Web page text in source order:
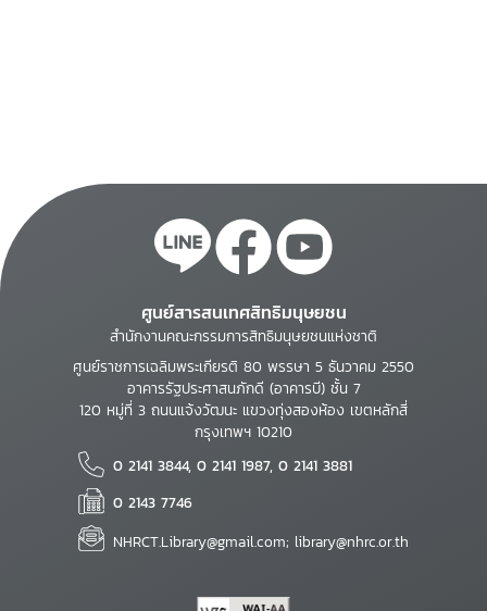
ศูนย์สารสนเทศสิทธิมนุษยชน
สำนักงานคณะกรรมการสิทธิมนุษยชนแห่งชาติ
ศูนย์ราชการเฉลิมพระเกียรติ 80 พรรษา 5 ธันวาคม 2550
อาคารรัฐประศาสนภักดี (อาคารบี) ชั้น 7
120 หมู่ที่ 3 ถนนแจ้งวัฒนะ แขวงทุ่งสองห้อง เขตหลักสี่
กรุงเทพฯ 10210
0 2141 3844, 0 2141 1987, 0 2141 3881
0 2143 7746
NHRCT.Library@gmail.com; library@nhrc.or.th